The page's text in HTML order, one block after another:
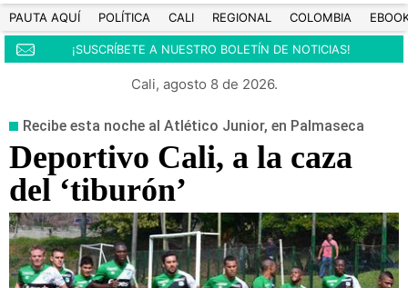
PAUTA AQUÍ POLÍTICA CALI REGIONAL COLOMBIA
¡SUSCRÍBETE A NUESTRO BOLETÍN DE NOTICIAS!
Cali, agosto 8 de 2026.
Recibe esta noche al Atlético Junior, en Palmaseca
Deportivo Cali, a la caza
del ‘tiburón’